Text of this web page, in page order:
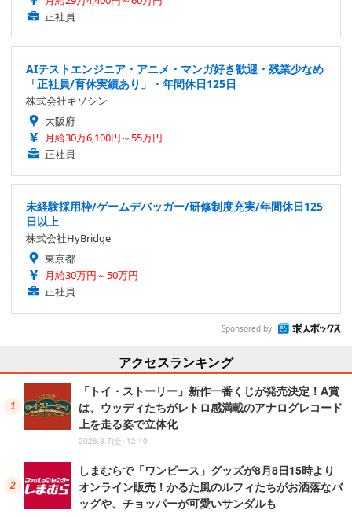
正社員
AIテストエンジニア・アニメ・マンガ好き歓迎・残業少なめ
「正社員/育休実績あり」・年間休日125日
株式会社キソシン
大阪府
月給30万6,100円～55万円
正社員
未経験採用枠/ゲームデバッガー/研修制度充実/年間休日125
日以上
株式会社HyBridge
東京都
月給30万円～50万円
正社員
Sponsored by
アクセスランキング
「トイ・ストーリー」新作一番くじが発売決定！A賞
は、ウッディたちがレトロ感満載のアナログレコード
上を走る姿で立体化
2026.8.7(金) 12:40
しまむらで「ワンピース」グッズが8月8日15時より
オンライン販売！かるた風のルフィたちがお洒落なバ
ッグや、チョッパーが可愛いサンダルも